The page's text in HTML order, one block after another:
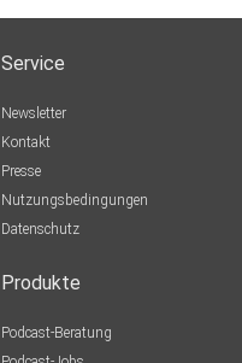
Service
Newsletter
Kontakt
Presse
Nutzungsbedingungen
Datenschutz
Produkte
Podcast-Beratung